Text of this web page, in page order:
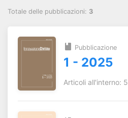
Totale delle pubblicazioni: 3
Pubblicazione
1 - 2025
Articoli all'interno: 5